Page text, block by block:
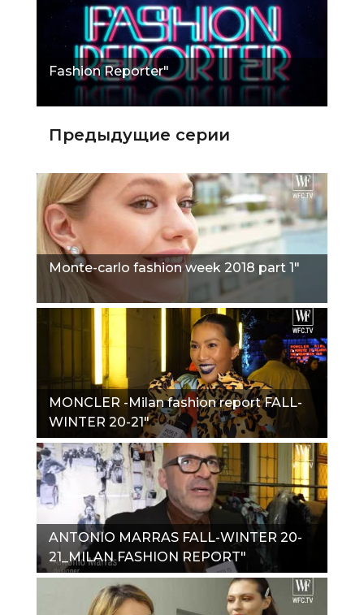
Fashion Reporter"
Предыдущие серии
Monte-carlo fashion week 2018 part 1"
MONCLER -Milan fashion report FALL-
WINTER 20-21"
ANTONIO MARRAS FALL-WINTER 20-
21_MILAN FASHION REPORT"